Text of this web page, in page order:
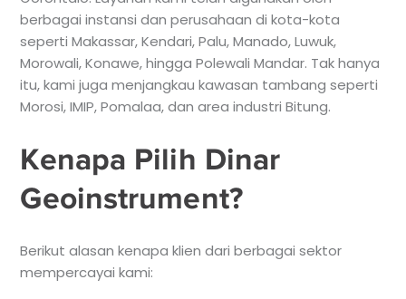
berbagai instansi dan perusahaan di kota-kota
seperti Makassar, Kendari, Palu, Manado, Luwuk,
Morowali, Konawe, hingga Polewali Mandar. Tak hanya
itu, kami juga menjangkau kawasan tambang seperti
Morosi, IMIP, Pomalaa, dan area industri Bitung.
Kenapa Pilih Dinar
Geoinstrument?
Berikut alasan kenapa klien dari berbagai sektor
mempercayai kami: